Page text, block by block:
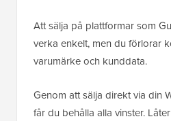
Att sälja på plattformar som
verka enkelt, men du förlorar
varumärke och kunddata.
Genom att sälja direkt via din
får du behålla alla vinster.